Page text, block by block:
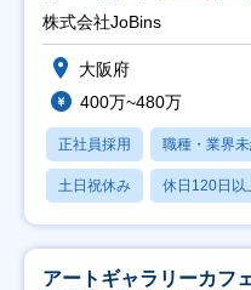
株式会社JoBins
大阪府
400万~480万
正社員採用 職種・業界
土日祝休み 休日120日以
アートギャラリーカフ